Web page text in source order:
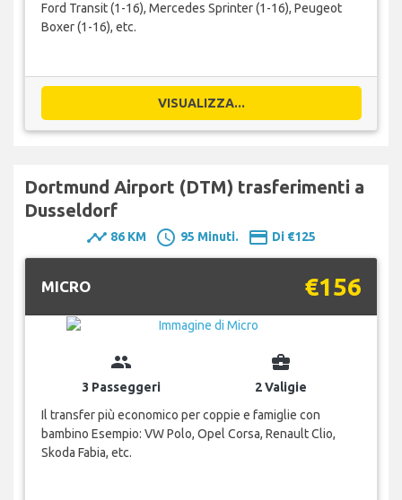
Ford Transit (1-16), Mercedes Sprinter (1-16), Peugeot
Boxer (1-16), etc.
VISUALIZZA...
Dortmund Airport (DTM) trasferimenti a
Dusseldorf
timeline 86 KM schedule 95 Minuti. payment Di €125
MICRO €156
group
3 Passeggeri
business_center
2 Valigie
Il transfer più economico per coppie e famiglie con
bambino Esempio: VW Polo, Opel Corsa, Renault Clio,
Skoda Fabia, etc.